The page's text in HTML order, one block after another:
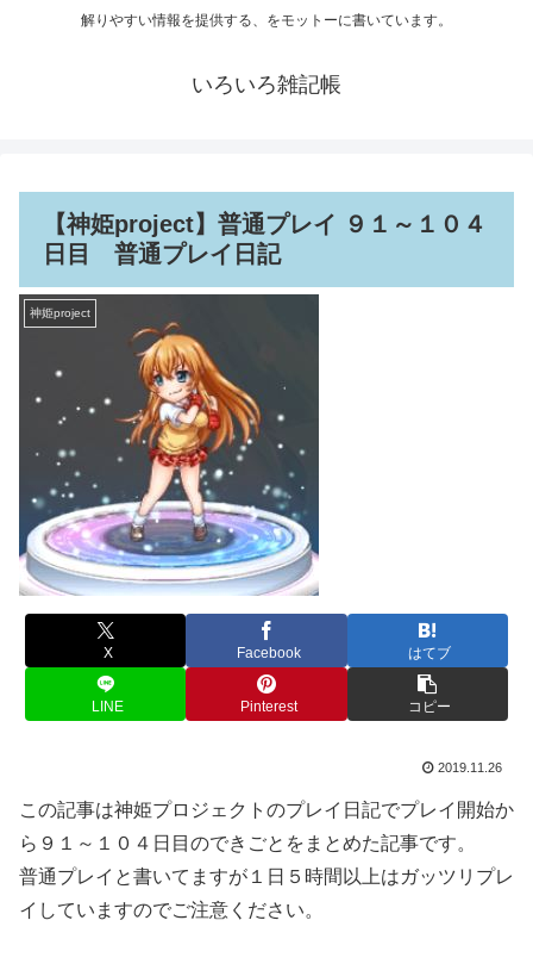
解りやすい情報を提供する、をモットーに書いています。
いろいろ雑記帳
【神姫project】普通プレイ ９１～１０４
日目 普通プレイ日記
神姫project
X Facebook はてブ
LINE Pinterest コピー
2019.11.26
この記事は神姫プロジェクトのプレイ日記でプレイ開始か
ら９１～１０４日目のできごとをまとめた記事です。
普通プレイと書いてますが１日５時間以上はガッツリプレ
イしていますのでご注意ください。